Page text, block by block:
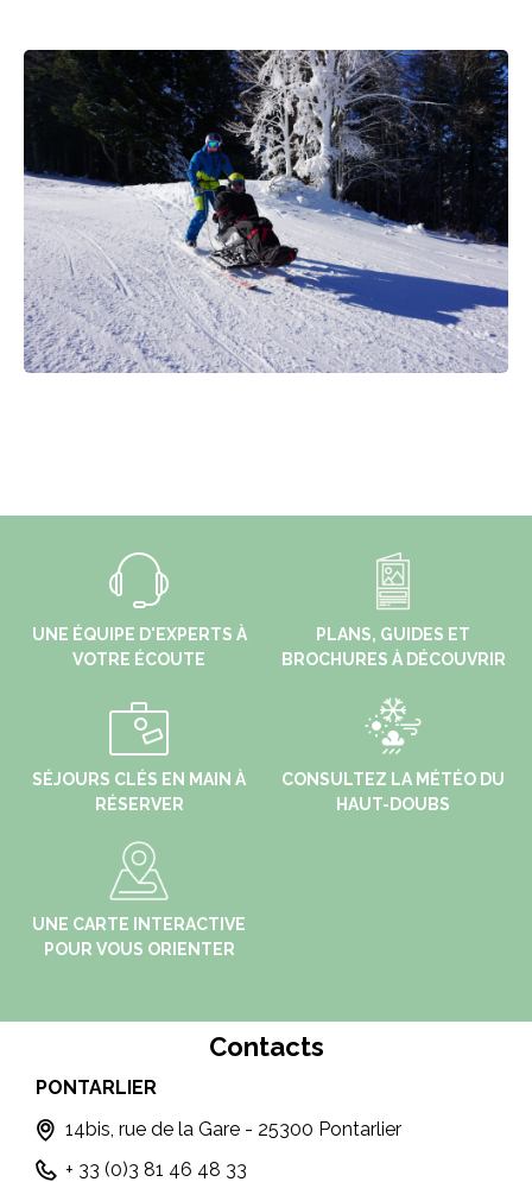
UNE ÉQUIPE D'EXPERTS À
VOTRE ÉCOUTE
PLANS, GUIDES ET
BROCHURES À DÉCOUVRIR
SÉJOURS CLÉS EN MAIN À
RÉSERVER
CONSULTEZ LA MÉTÉO DU
HAUT-DOUBS
UNE CARTE INTERACTIVE
POUR VOUS ORIENTER
Contacts
MOUTHE
3 Bis, Rue de la Varée - 25240 MOUTHE
+33 (0)3 81 69 22 78